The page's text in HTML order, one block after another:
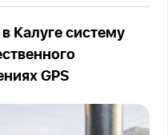
Калуге систему
GPS